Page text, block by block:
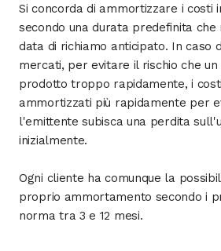
Si concorda di ammortizzare i costi
secondo una durata predefinita
data di richiamo anticipato. In caso
mercati, per evitare il rischio che
prodotto troppo rapidamente, i
ammortizzati più rapidamente per
l'emittente subisca una perdita
inizialmente.
Ogni cliente ha comunque la
proprio ammortamento secondo i
norma tra 3 e 12 mesi.